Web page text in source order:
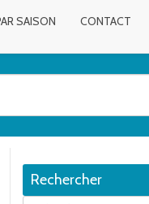
SAISON CONTACT
Rechercher